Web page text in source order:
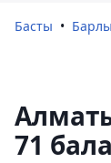
Басты
71